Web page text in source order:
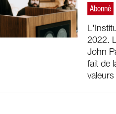
2022.
John
fait de
valeurs